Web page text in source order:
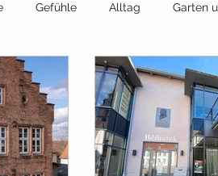
Gefühle Alltag Garten
Geschwister
Gegensätze Sachbuch